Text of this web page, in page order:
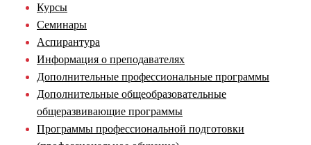
Курсы
Семинары
Аспирантура
Информация о преподавателях
Дополнительные профессиональные программы
Дополнительные общеобразовательные
общеразвивающие программы
Программы профессиональной подготовки